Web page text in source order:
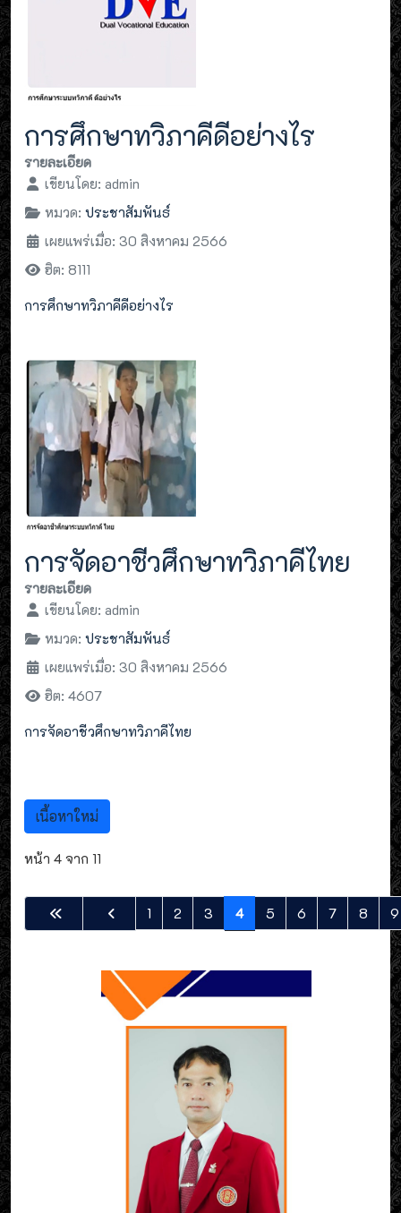
การศึกษาทวิภาคีดีอย่างไร
รายละเอียด
เขียนโดย: admin
หมวด: ประชาสัมพันธ์
เผยแพร่เมื่อ: 30 สิงหาคม 2566
ฮิต: 8111
การศึกษาทวิภาคีดีอย่างไร
การจัดอาชีวศึกษาทวิภาคีไทย
รายละเอียด
เขียนโดย: admin
หมวด: ประชาสัมพันธ์
เผยแพร่เมื่อ: 30 สิงหาคม 2566
ฮิต: 4607
การจัดอาชีวศึกษาทวิภาคีไทย
เนื้อหาใหม่
หน้า 4 จาก 11
1 2 3 4 5 6 7 8 9